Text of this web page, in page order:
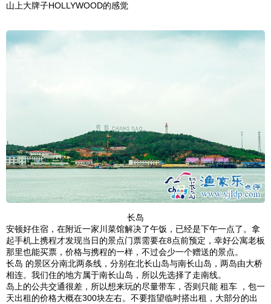
山上大牌子HOLLYWOOD的感觉
长岛
安顿好住宿，在附近一家川菜馆解决了午饭，已经是下午一点了。拿
起手机上携程才发现当日的景点门票需要在8点前预定，幸好公寓老板
那里也能买票，价格与携程的一样，不过会少一个赠送的景点。
长岛 的景区分南北两条线，分别在北长山岛与南长山岛，两岛由大桥
相连。我们住的地方属于南长山岛，所以先选择了走南线。
岛上的公共交通很差，所以想来玩的尽量带车，否则只能 租车 ，包一
天出租的价格大概在300块左右。不要指望临时搭出租，大部分的出